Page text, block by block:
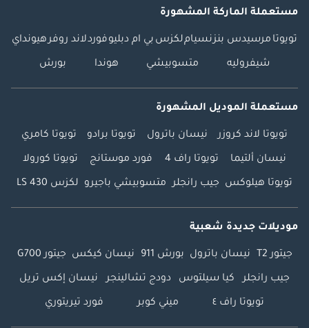
مستعملة الماركة المشهورة
تويوتا مرسيدس بنزنسياملكزس بي ام دبليوفوردلاند روفرهيونداي
شيفروليه متسوبيشي هوندا بورش
مستعملة الموديل المشهورة
تويوتا لاند كروزر نيسان باترول تويوتا برادو تويوتا كامري
نيسان ألتيما تويوتا راف 4 فورد موستانج تويوتا كورولا
تويوتا هيلوكس جيب رانجلر متسوبيشي باجيرو لكزس LS 430
موديلات جديدة شعبية
جيتور T2 نيسان باترول بورش 911 نيسان كيكس جيتور G700
جيب رانجلر كيا سيلتوس دودج تشالينجر نيسان إكس تريل
تويوتا راف ٤ ميني كوبر فورد تيريتوري